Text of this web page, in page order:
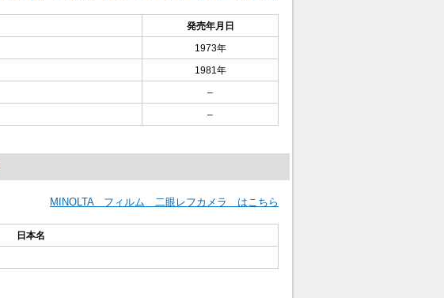
発売年月日
1973年
1981年
–
–
MINOLTA フィルム 二眼レフカメラ はこちら
日本名